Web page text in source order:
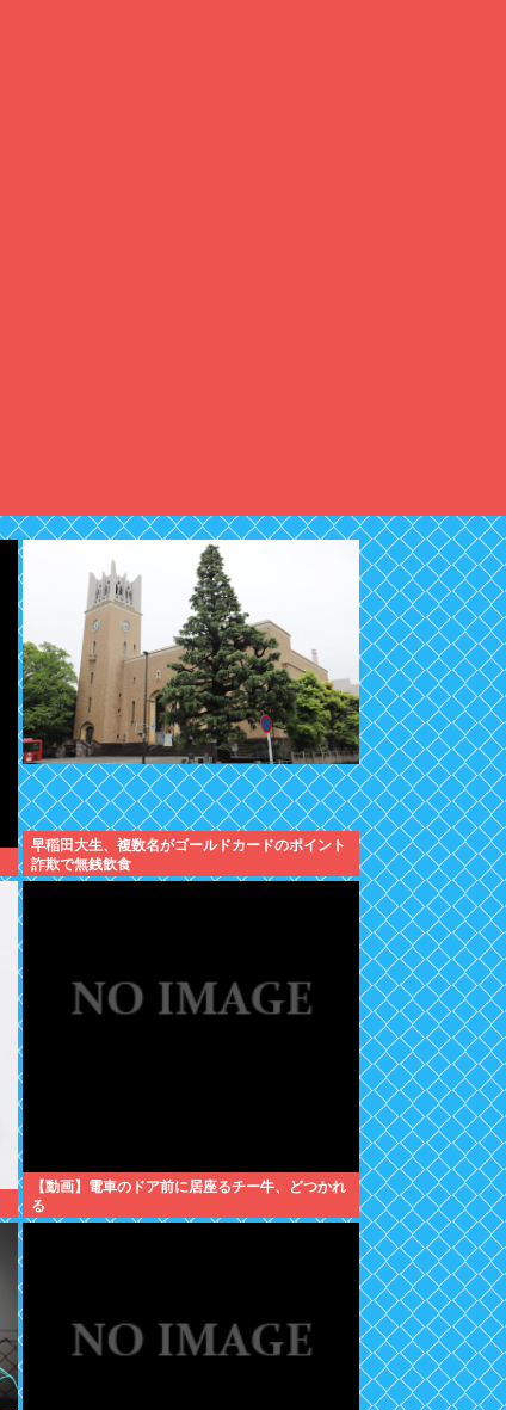
早稲田大生、複数名がゴールドカードのポイント
詐欺で無銭飲食
【動画】電車のドア前に居座るチー牛、どつかれ
る